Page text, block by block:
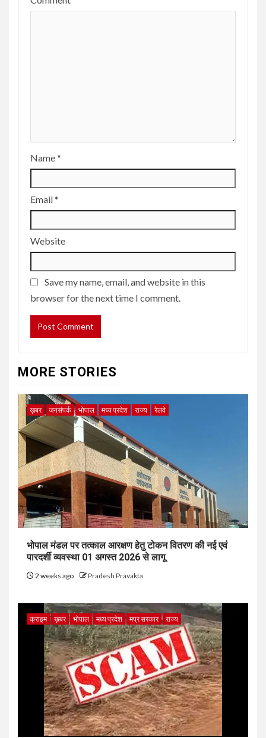
Name*
Email*
Website
Save my name, email, and website in this
browser for the next time I comment.
MORE STORIES
ख़बर जनसंपर्क भोपाल मध्य प्रदेश राज्य रेलवे
भोपाल मंडल पर तत्काल आरक्षण हेतु टोकन वितरण की नई एवं
पारदर्शी व्यवस्था 01 अगस्त 2026 से लागू
2 weeks ago Pradesh Pravakta
क्राइम ख़बर भोपाल मध्य प्रदेश मप्र सरकार राज्य